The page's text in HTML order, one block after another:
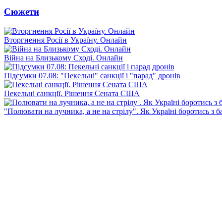
Сюжети
Вторгнення Росії в Україну. Онлайн
Війна на Близькому Сході. Онлайн
Підсумки 07.08: "Пекельні" санкції і "парад" дронів
Пекельні санкції. Рішення Сената США
"Полювати на лучника, а не на стрілу". Як Україні боротись з